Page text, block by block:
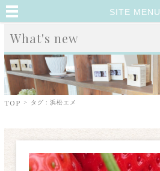
SITE MENU
What's new
TOP > タグ : 浜松エメ